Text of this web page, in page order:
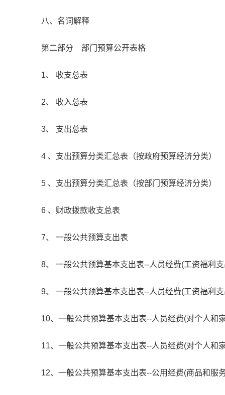
八、名词解释
第二部分 部门预算公开表格
1、 收支总表
2、 收入总表
3、 支出总表
4 、支出预算分类汇总表（按政府预算经济分类）
5 、支出预算分类汇总表（按部门预算经济分类）
6 、财政拨款收支总表
7、 一般公共预算支出表
8、 一般公共预算基本支出表--人员经费(工资福利
9、 一般公共预算基本支出表--人员经费(工资福利
10、一般公共预算基本支出表--人员经费(对个人和
11、一般公共预算基本支出表--人员经费(对个人和
12、一般公共预算基本支出表--公用经费(商品和服